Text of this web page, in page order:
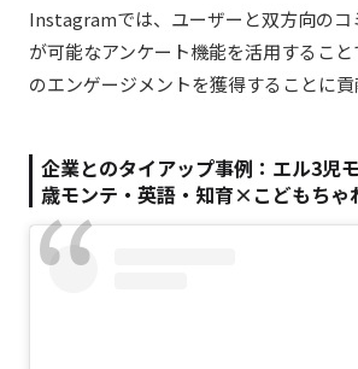
Instagramでは、ユーザーと双方向のコ
が可能なアンケート機能を活用するこ
のエンゲージメントを獲得することに貢
企業とのタイアップ事例： エル3児
歳モンテ・英語・知育× こどもちゃ